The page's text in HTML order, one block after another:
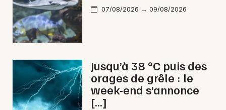
Sorties & loisirs
Théâtre dans le Gard
Théâtre en Occitanie
07/08/2026 → 09/08/2026
Jusqu’à 38 °C puis des
orages de grêle : le
week-end s’annonce
[…]